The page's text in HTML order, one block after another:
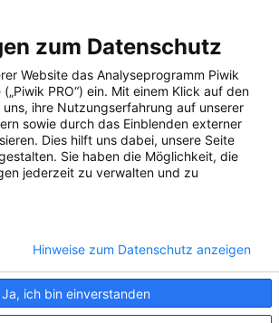
gGmbH
zum Datenschutz
Website das Analyseprogramm Piwik
PRO“) ein. Mit einem Klick auf den
uns, ihre Nutzungserfahrung auf unserer
sowie durch das Einblenden externer
Dies hilft uns dabei, unsere Seite
Sie haben die Möglichkeit, die
jederzeit zu verwalten und zu
Ja, ich bin einverstanden
Hinweise zum Datenschutz anzeigen